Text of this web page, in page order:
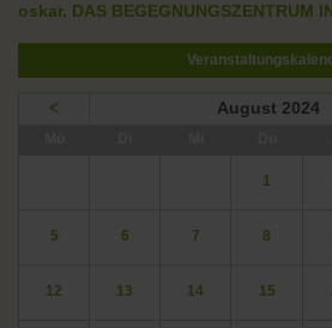
oskar. DAS BEGEGNUNGSZENTRUM
< August 2024
1
5 6 7 8
12 13 14 15